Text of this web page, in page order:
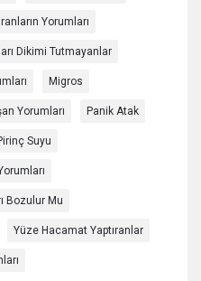
Yorumları
Dikimi Tutmayanlar
Migros
Yorumları Panik Atak
Suyu
Bozulur Mu
Yüze Hacamat Yaptıranlar